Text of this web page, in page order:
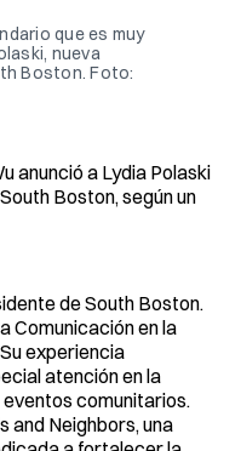
que es muy
nueva
Boston. Foto:
anunció a Lydia Polaski
Boston, según un
de South Boston.
Comunicación en la
experiencia
atención en la
comunitarios.
and Neighbors, una